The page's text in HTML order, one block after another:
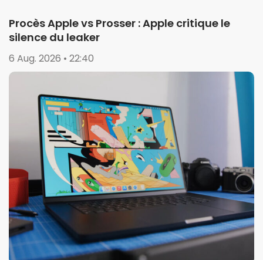
Procès Apple vs Prosser : Apple critique le
silence du leaker
6 Aug. 2026 • 22:40